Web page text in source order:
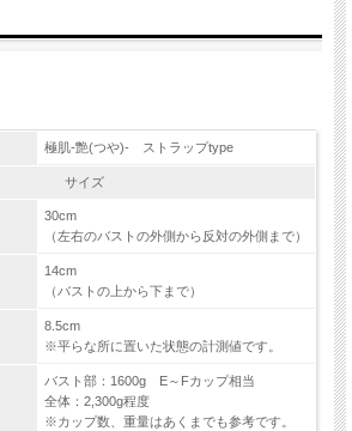
極肌-艶(つや)- ストラップtype
サイズ
30cm
（左右のバストの外側から反対の外側まで）
14cm
（バストの上から下まで）
8.5cm
※平らな所に置いた状態の計測値です。
バスト部：1600g E～Fカップ相当
全体：2,300g程度
※カップ数、重量はあくまでも参考です。